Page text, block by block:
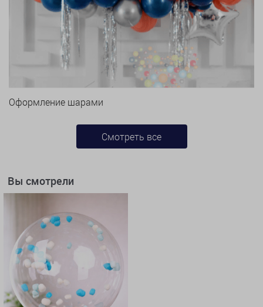
Оформление шарами
Смотреть все
Вы смотрели